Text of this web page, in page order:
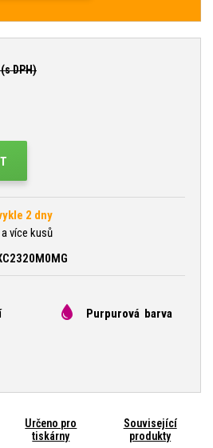
DPH)
2 dny
více kusů
Purpurová barva
Určeno pro
tiskárny
Související
produkty